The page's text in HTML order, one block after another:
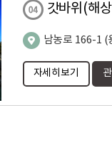
갓바위(해
자세히보기